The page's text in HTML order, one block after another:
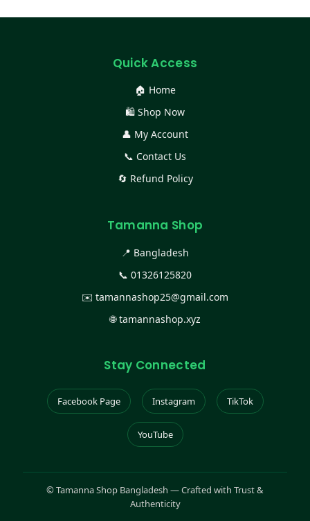
Quick Access
🏠 Home
🛍️ Shop Now
👤 My Account
📞 Contact Us
🔄 Refund Policy
Tamanna Shop
📍 Bangladesh
📞 01326125820
✉️ tamannashop25@gmail.com
🌐tamannashop.xyz
Stay Connected
Facebook Page Instagram TikTok
YouTube
©Tamanna Shop Bangladesh — Crafted with Trust &
Authenticity